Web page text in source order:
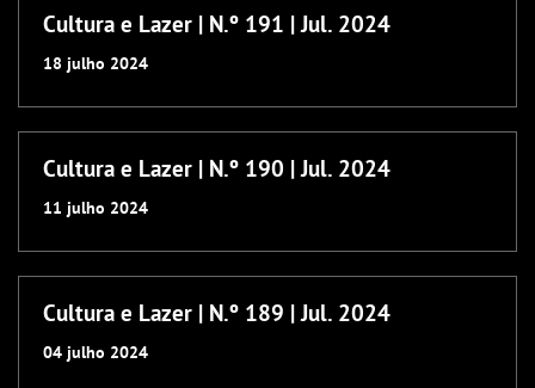
Cultura e Lazer | N.º 191 | Jul. 2024
18 julho 2024
Cultura e Lazer | N.º 190 | Jul. 2024
11 julho 2024
Cultura e Lazer | N.º 189 | Jul. 2024
04 julho 2024